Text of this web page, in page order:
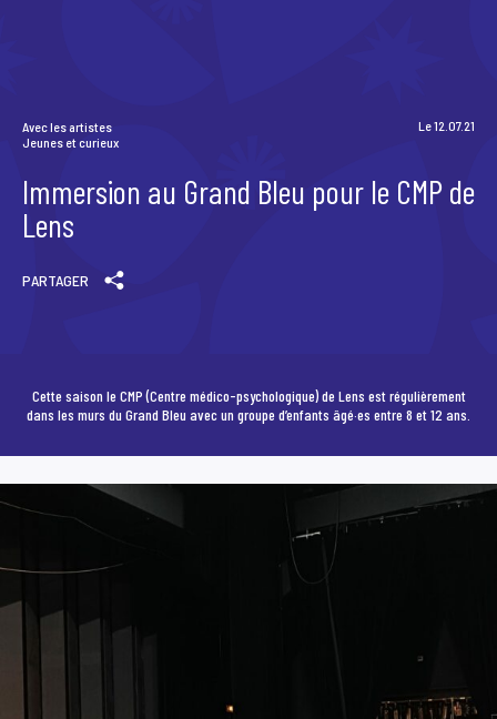
Avec les artistes
Jeunes et curieux
Le 12.07.21
Immersion au Grand Bleu pour le CMP de
Lens
PARTAGER
Cette saison le CMP (Centre médico-psychologique) de Lens est régulièrement
dans les murs du Grand Bleu avec un groupe d’enfants âgé·es entre 8 et 12 ans.